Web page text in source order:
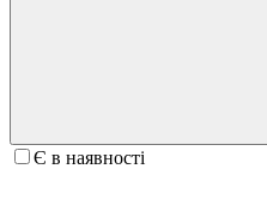
Є в наявності